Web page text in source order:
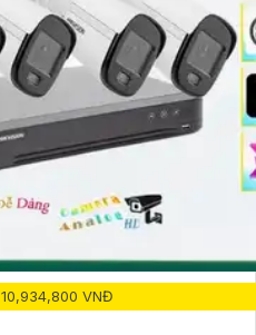
10,934,800 VNĐ